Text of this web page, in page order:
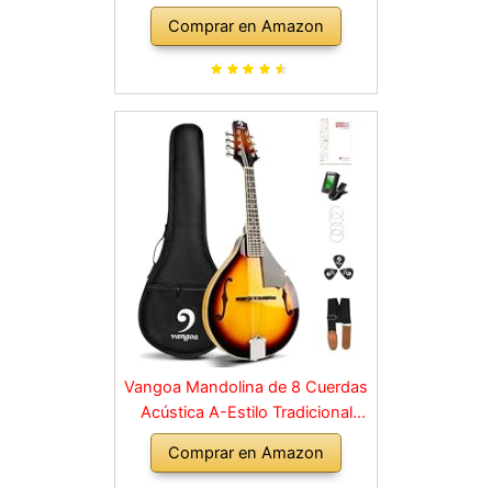
de 58,4 cm, madera de sapele.
Comprar en Amazon
Vangoa Mandolina de 8 Cuerdas
Acústica A-Estilo Tradicional
Bluegrass Instrumento de
Mandolinas para Principiantes,
Comprar en Amazon